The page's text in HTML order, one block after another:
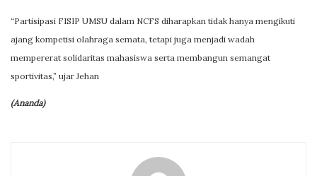
“Partisipasi FISIP UMSU dalam NCFS diharapkan tidak hanya mengikuti
ajang kompetisi olahraga semata, tetapi juga menjadi wadah
mempererat solidaritas mahasiswa serta membangun semangat
sportivitas,” ujar Jehan
(Ananda)